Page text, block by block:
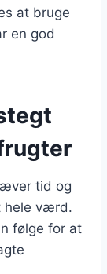
at bruge
en god
tid og
hele værd.
følge for at